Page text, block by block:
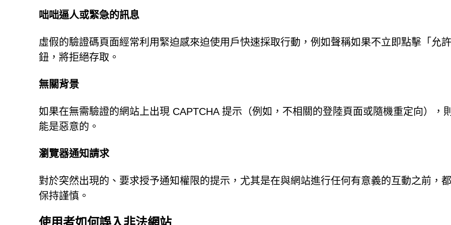
咄咄逼人或緊急的訊息
虛假的驗證碼頁面經常利用緊迫感來迫使用戶快速採取行動，例如聲稱如果不立即點擊「允
鈕，將拒絕存取。
無關背景
如果在無需驗證的網站上出現 CAPTCHA 提示（例如，不相關的登陸頁面或隨機重定向），
能是惡意的。
瀏覽器通知請求
對於突然出現的、要求授予通知權限的提示，尤其是在與網站進行任何有意義的互動之前，
保持謹慎。
使用者如何誤入非法網站